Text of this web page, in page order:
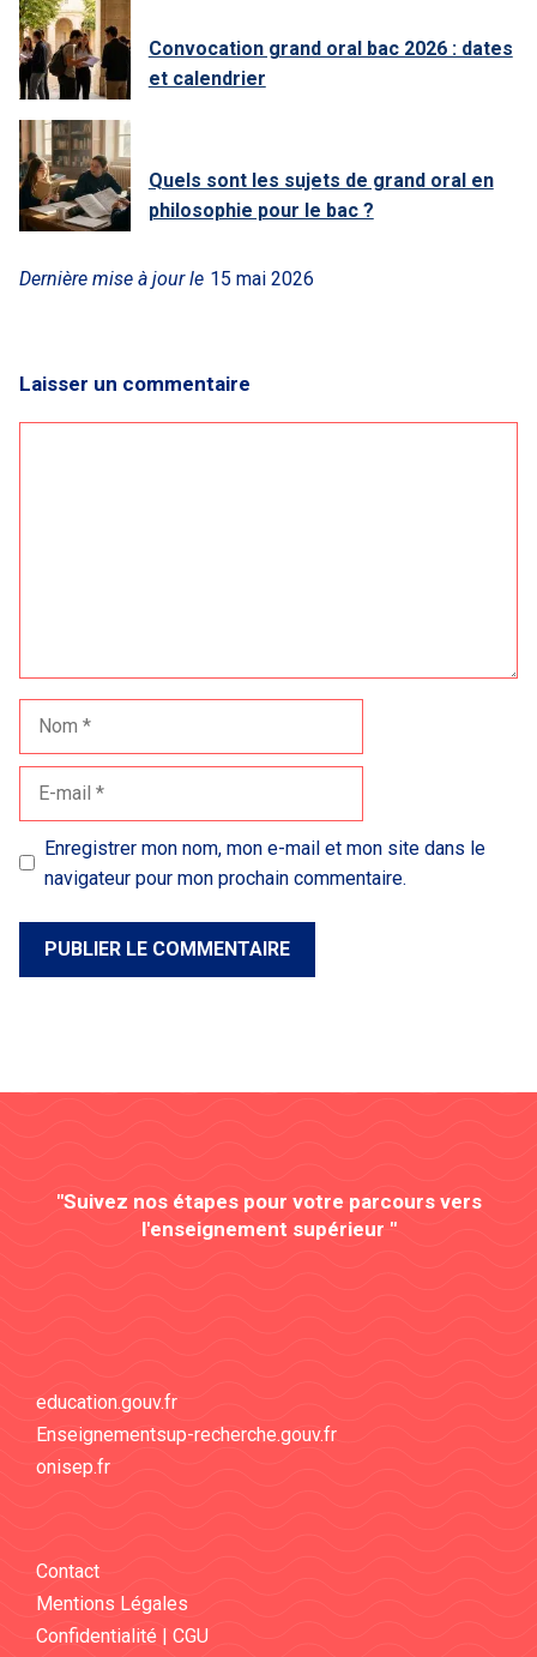
Convocation grand oral bac 2026 : dates
et calendrier
Quels sont les sujets de grand oral en
philosophie pour le bac ?
Dernière mise à jour le 15 mai 2026
Laisser un commentaire
Enregistrer mon nom, mon e-mail et mon site dans le
navigateur pour mon prochain commentaire.
"Suivez nos étapes pour votre parcours vers
l'enseignement supérieur "
education.gouv.fr
Enseignementsup-recherche.gouv.fr
onisep.fr
Contact
Mentions Légales
Confidentialité | CGU